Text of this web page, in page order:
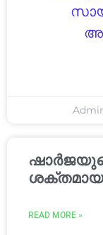
ശക്തമായ
READ MORE »